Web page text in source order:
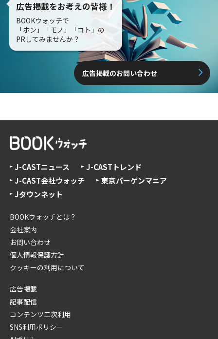
広告掲載をお考えの皆様！
BOOKウォッチで
「ホン」「モノ」「コト」の
PRしてみませんか？
広告掲載のお問い合わせ
J-CASTニュース
J-CASTトレンド
J-CAST会社ウォッチ
東京バーゲンマニア
Jタウンネット
BOOKウォッチとは？
会社案内
お問い合わせ
個人情報保護方針
クッキーの利用について
広告掲載
記事配信
コンテンツ二次利用
SNS利用ポリシー